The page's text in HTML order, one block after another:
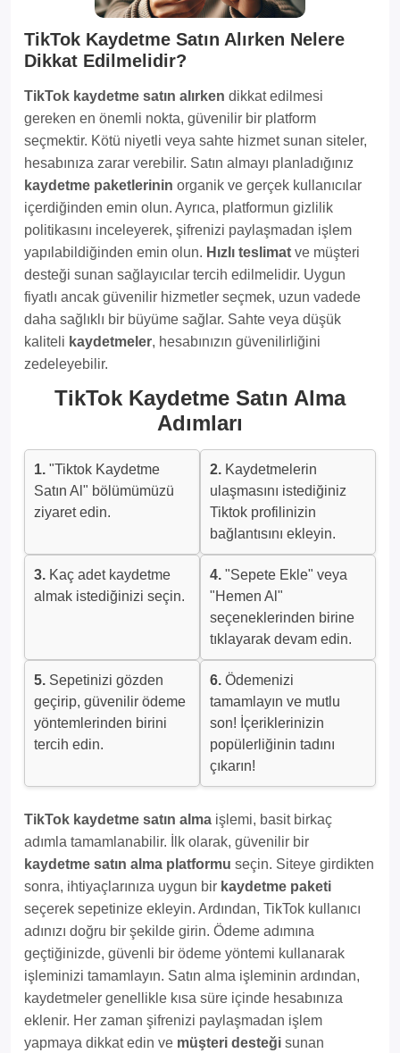
TikTok Kaydetme Satın Alırken Nelere
Dikkat Edilmelidir?
TikTok kaydetme satın alırken dikkat edilmesi
gereken en önemli nokta, güvenilir bir platform
seçmektir. Kötü niyetli veya sahte hizmet sunan siteler,
hesabınıza zarar verebilir. Satın almayı planladığınız
kaydetme paketlerinin organik ve gerçek kullanıcılar
içerdiğinden emin olun. Ayrıca, platformun gizlilik
politikasını inceleyerek, şifrenizi paylaşmadan işlem
yapılabildiğinden emin olun. Hızlı teslimat ve müşteri
desteği sunan sağlayıcılar tercih edilmelidir. Uygun
fiyatlı ancak güvenilir hizmetler seçmek, uzun vadede
daha sağlıklı bir büyüme sağlar. Sahte veya düşük
kaliteli kaydetmeler, hesabınızın güvenilirliğini
zedeleyebilir.
TikTok Kaydetme Satın Alma
Adımları
1. "Tiktok Kaydetme
Satın Al" bölümümüzü
ziyaret edin.
2. Kaydetmelerin
ulaşmasını istediğiniz
Tiktok profilinizin
bağlantısını ekleyin.
3. Kaç adet kaydetme
almak istediğinizi seçin.
4. "Sepete Ekle" veya
"Hemen Al"
seçeneklerinden birine
tıklayarak devam edin.
5. Sepetinizi gözden
geçirip, güvenilir ödeme
yöntemlerinden birini
tercih edin.
6. Ödemenizi
tamamlayın ve mutlu
son! İçeriklerinizin
popülerliğinin tadını
çıkarın!
TikTok kaydetme satın alma işlemi, basit birkaç
adımla tamamlanabilir. İlk olarak, güvenilir bir
kaydetme satın alma platformu seçin. Siteye girdikten
sonra, ihtiyaçlarınıza uygun bir kaydetme paketi
seçerek sepetinize ekleyin. Ardından, TikTok kullanıcı
adınızı doğru bir şekilde girin. Ödeme adımına
geçtiğinizde, güvenli bir ödeme yöntemi kullanarak
işleminizi tamamlayın. Satın alma işleminin ardından,
kaydetmeler genellikle kısa süre içinde hesabınıza
eklenir. Her zaman şifrenizi paylaşmadan işlem
yapmaya dikkat edin ve müşteri desteği sunan